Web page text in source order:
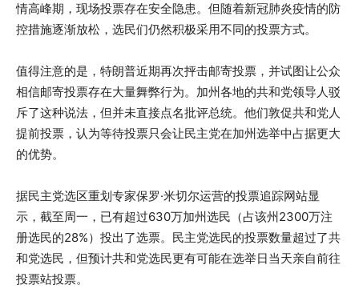
情高峰期，现场投票存在安全隐患。但随着新冠肺炎疫情的防
控措施逐渐放松，选民们仍然积极采用不同的投票方式。
值得注意的是，特朗普近期再次抨击邮寄投票，并试图让公众
相信邮寄投票存在大量舞弊行为。加州各地的共和党领导人驳
斥了这种说法，但并未直接点名批评总统。他们敦促共和党人
提前投票，认为等待投票只会让民主党在加州选举中占据更大
的优势。
据民主党选区重划专家保罗·米切尔运营的投票追踪网站显
示，截至周一，已有超过630万加州选民（占该州2300万注
册选民的28%）投出了选票。民主党选民的投票数量超过了共
和党选民，但预计共和党选民更有可能在选举日当天亲自前往
投票站投票。